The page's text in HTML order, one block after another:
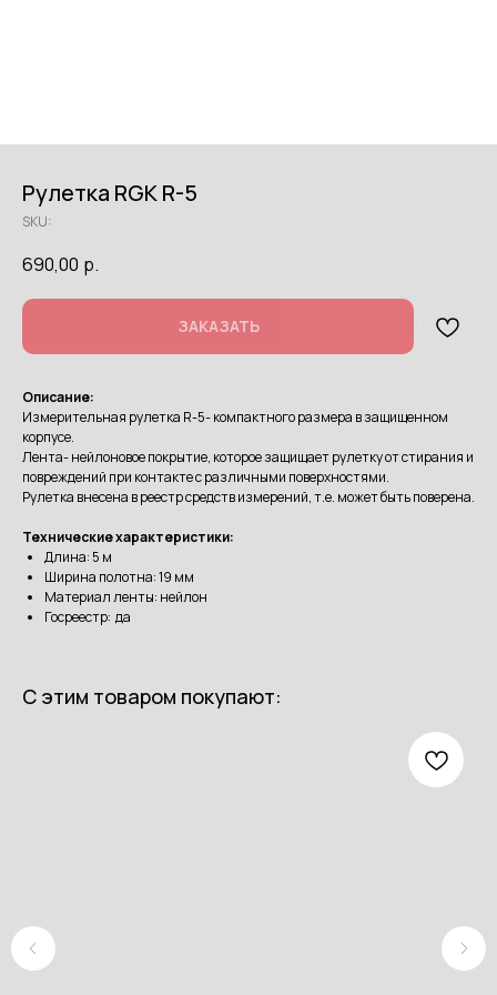
Рулетка RGK R-5
SKU:
690,00 р.
ЗАКАЗАТЬ
Описание:
Измерительная рулетка R-5- компактного размера в защищенном
корпусе.
Лента- нейлоновое покрытие, которое защищает рулетку от стирания и
повреждений при контакте с различными поверхностями.
Рулетка внесена в реестр средств измерений, т.е. может быть поверена.
Технические характеристики:
Длина: 5 м
Ширина полотна: 19 мм
Материал ленты: нейлон
Госреестр: да
С этим товаром покупают: